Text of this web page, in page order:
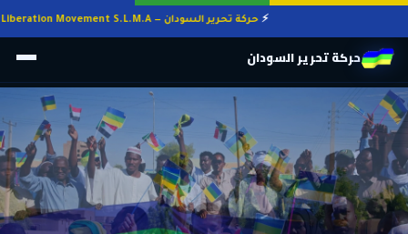
حركة تحرير السودان — Sudan Liberation Movement S.L.M.A
حركة تحرير السودان